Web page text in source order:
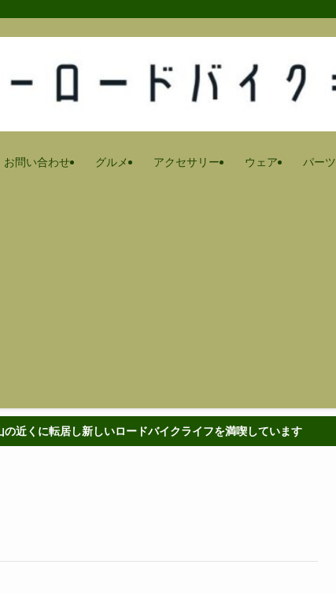
お問い合わせ グルメ アクセサリー ウェア パーツ
の近くに転居し新しいロードバイクライフを満喫しています